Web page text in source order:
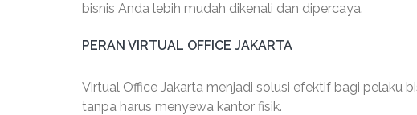
bisnis Anda lebih mudah dikenali dan dipercaya.
PERAN VIRTUAL OFFICE JAKARTA
Virtual Office Jakarta menjadi solusi efektif bagi pelaku
tanpa harus menyewa kantor fisik.